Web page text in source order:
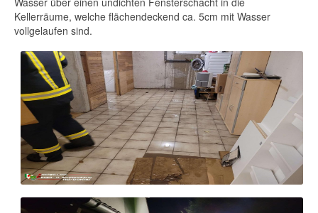
Kellerräume, welche flächendeckend ca. 5cm mit Wasser
vollgelaufen sind.